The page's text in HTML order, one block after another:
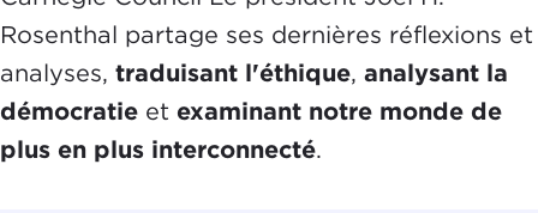
Rosenthal partage ses dernières réflexions et
analyses, traduisant l'éthique, analysant la
démocratie et examinant notre monde de
plus en plus interconnecté.